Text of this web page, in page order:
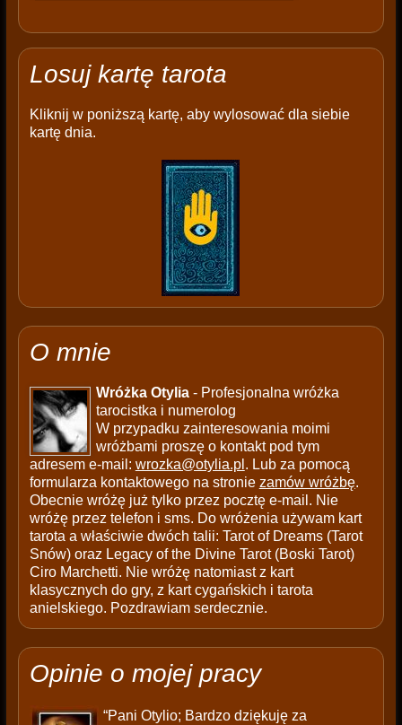
Losuj kartę tarota
Kliknij w poniższą kartę, aby wylosować dla siebie
kartę dnia.
O mnie
Wróżka Otylia- Profesjonalna wróżka
tarocistka i numerolog
W przypadku zainteresowania moimi
wróżbami proszę o kontakt pod tym
adresem e-mail: wrozka@otylia.pl . Lub za pomocą
formularza kontaktowego na stronie zamów wróżbę.
Obecnie wróżę już tylko przez pocztę e-mail. Nie
wróżę przez telefon i sms. Do wróżenia używam kart
tarota a właściwie dwóch talii: Tarot of Dreams (Tarot
Snów) oraz Legacy of the Divine Tarot (Boski Tarot)
Ciro Marchetti. Nie wróżę natomiast z kart
klasycznych do gry, z kart cygańskich i tarota
anielskiego. Pozdrawiam serdecznie.
Opinie o mojej pracy
“Pani Otylio; Bardzo dziękuję za